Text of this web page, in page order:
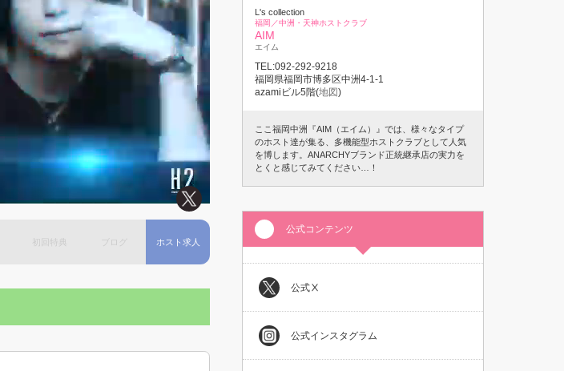
初回特典 ブログ ホスト求人
L's collection
福岡／中洲・天神ホストクラブ
AIM
エイム
TEL:092-292-9218
福岡県福岡市博多区中洲4-1-1
azamiビル5階(地図)
ここ福岡中洲『AIM（エイム）』では、様々なタイプ
のホスト達が集る、多機能型ホストクラブとして人気
を博します。ANARCHYブランド正統継承店の実力を
とくと感じてみてください…！
公式コンテンツ
公式Ⅹ
公式インスタグラム